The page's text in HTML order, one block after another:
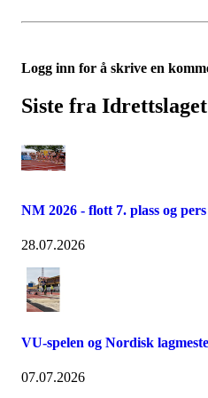
Logg inn for å skrive en
Siste fra
NM 2026 - flott 7. plass og
28.07.2026
VU-spelen og Nordisk
07.07.2026